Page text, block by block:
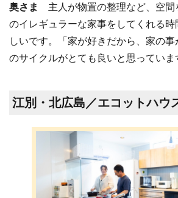
奥さま 主人が物置の整理など、空間
のイレギュラーな家事をしてくれる
しいです。「家が好きだから、家の
のサイクルがとても良いと思っていま
江別・北広島／エコットハウ